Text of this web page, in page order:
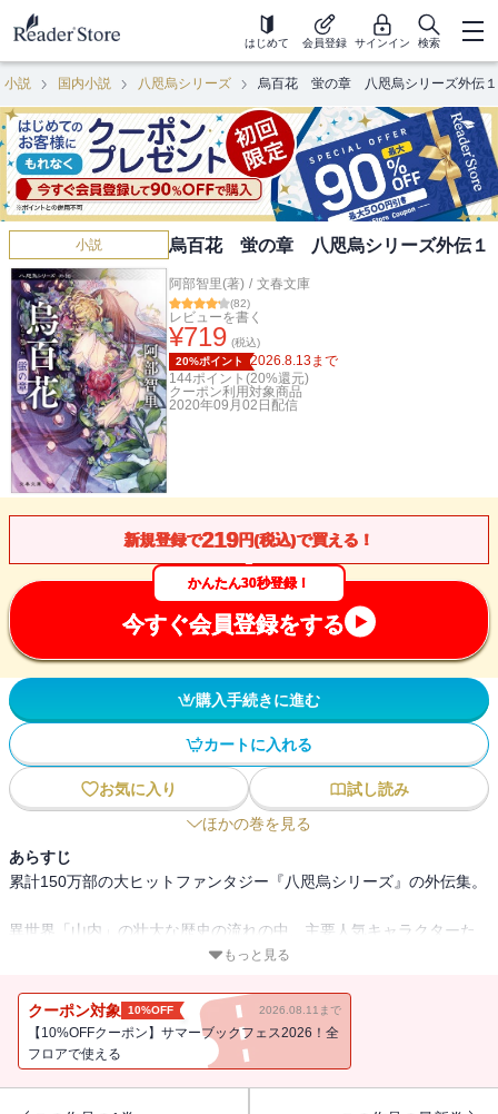
はじめて 会員登録 サインイン 検索
小説 国内小説 八咫烏シリーズ 烏百花 蛍の章 八咫烏シリーズ外伝１
小説 烏百花 蛍の章 八咫烏シリーズ外伝１
阿部智里(著) / 文春文庫
(82)
レビューを書く
¥719 (税込)
20%ポイント
2026.8.13まで
144ポイント(20%還元)
クーポン利用対象商品
2020年09月02日 配信
新規登録で219円(税込)で買える！
かんたん30秒登録！
今すぐ会員登録をする
購入手続きに進む
カートに入れる
お気に入り
試し読み
ほかの巻を見る
あらすじ
累計150万部の大ヒットファンタジー『八咫烏シリーズ』の外伝集。
異世界「山内」の壮大な歴史の流れの中、主要人気キャラクターた
っていたのか。
美貌の姫君へのかなわぬ想い、愛を守るための切ない大嘘、
もっと見る
クーポン対象 10%OFF 2026.08.11まで
【10%OFFクーポン】サマーブックフェス2026！全
フロアで使える